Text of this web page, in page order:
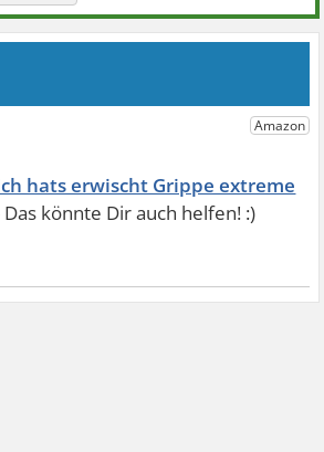
hats erwischt Grippe extreme